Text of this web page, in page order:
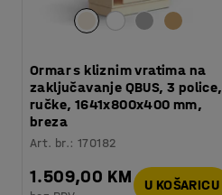
Ormar s kliznim vratima na
zaključavanje QBUS, 3 police,
ručke, 1641x800x400 mm,
breza
Art. br.:170182
1.509,00 KM U KOŠARICU